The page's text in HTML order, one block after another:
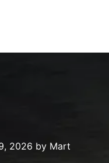
2026 by Mart